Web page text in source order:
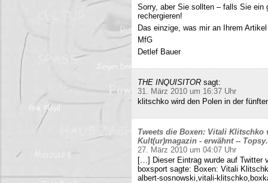
Sorry, aber Sie sollten – falls Sie ein
rechergieren!
Das einzige, was mir an Ihrem
MfG
Detlef Bauer
THE INQUISITOR sagt:
31. März 2010 um 16:37 Uhr
klitschko wird den Polen in der
Tweets die Boxen: Vitali Klitschko
Kult(ur)magazin - erwähnt --
27. März 2010 um 04:07 Uhr
[…] Dieser Eintrag wurde auf Twitter
boxsport sagte: Boxen: Vitali
albert-sosnowski,vitali-